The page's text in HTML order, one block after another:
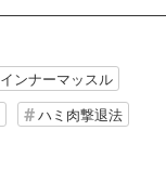
インナーマッスル
ハミ肉撃退法